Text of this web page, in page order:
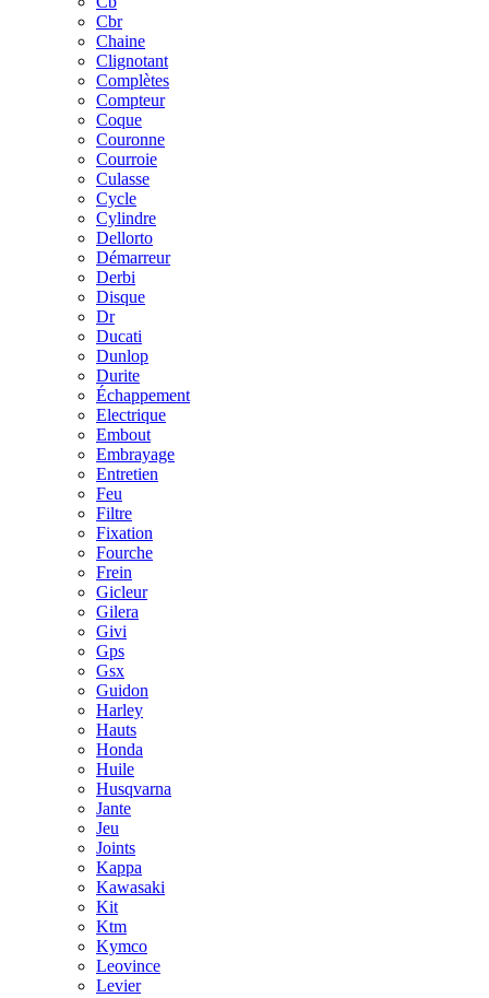
Cbr
Chaine
Clignotant
Complètes
Compteur
Coque
Couronne
Courroie
Culasse
Cycle
Cylindre
Dellorto
Démarreur
Derbi
Disque
Dr
Ducati
Dunlop
Durite
Échappement
Electrique
Embout
Embrayage
Entretien
Feu
Filtre
Fixation
Fourche
Frein
Gicleur
Gilera
Givi
Gps
Gsx
Guidon
Harley
Hauts
Honda
Huile
Husqvarna
Jante
Jeu
Joints
Kappa
Kawasaki
Kit
Ktm
Kymco
Leovince
Levier